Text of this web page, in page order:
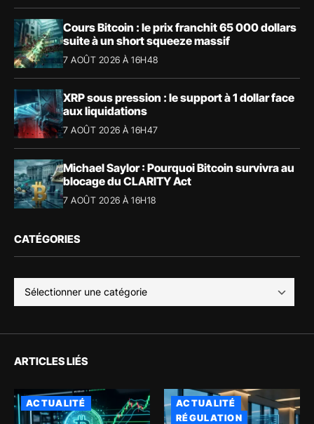
Cours Bitcoin : le prix franchit 65 000 dollars
suite à un short squeeze massif
7 AOÛT 2026 À 16H48
XRP sous pression : le support à 1 dollar face
aux liquidations
7 AOÛT 2026 À 16H47
Michael Saylor : Pourquoi Bitcoin survivra au
blocage du CLARITY Act
7 AOÛT 2026 À 16H18
CATÉGORIES
ARTICLES LIÉS
ACTUALITÉ
ACTUALITÉ
RÉGULATION